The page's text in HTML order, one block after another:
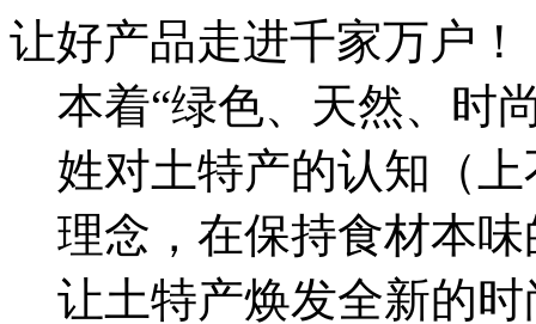
让好产品走进千家万户！
本着“绿色、天然、时
姓对土特产的认知（
理念，在保持食材本
让土特产焕发全新的